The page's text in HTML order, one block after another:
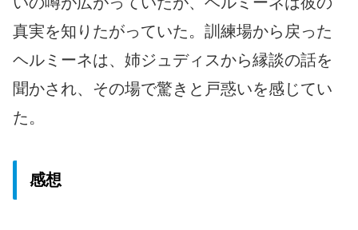
真実を知りたがっていた。訓練場から戻った
ヘルミーネは、姉ジュディスから縁談の話を
聞かされ、その場で驚きと戸惑いを感じてい
た。
感想